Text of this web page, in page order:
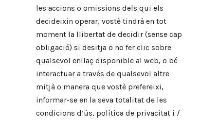
les accions o omissions dels qui els
decideixin operar, vostè tindrà en tot
moment la llibertat de decidir (sense cap
obligació) si desitja o no fer clic sobre
qualsevol enllaç disponible al web, o bé
interactuar a través de qualsevol altre
mitjà o manera que vostè prefereixi,
informar-se en la seva totalitat de les
condicions d’ús, política de privacitat i /